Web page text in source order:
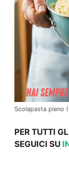
Scolapasta pieno
PER TUTTI
SEGUICI SU